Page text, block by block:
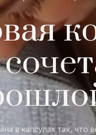
в капсулах так, что